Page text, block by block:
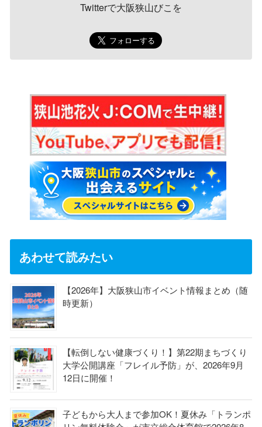
Twitterで大阪狭山びこを
あわせて読みたい
【2026年】大阪狭山市イベント情報まとめ（随
時更新）
【転倒しない健康づくり！】第22期まちづくり
大学公開講座「フレイル予防」が、2026年9月
12日に開催！
子どもから大人まで参加OK！夏休み「トランポ